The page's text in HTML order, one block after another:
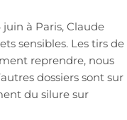
à Paris, Claude
sensibles. Les tirs de
reprendre, nous
dossiers sont sur
du silure sur